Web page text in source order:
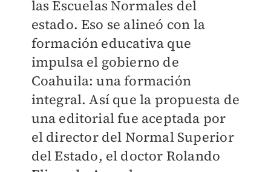
las Escuelas Normales del
estado. Eso se alineó con la
formación educativa que
impulsa el gobierno de
Coahuila: una formación
integral. Así que la propuesta de
una editorial fue aceptada por
el director del Normal Superior
del Estado, el doctor Rolando